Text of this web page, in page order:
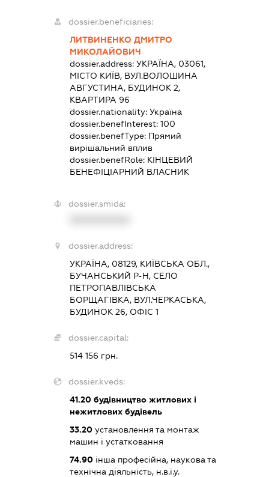
dossier.beneficiaries:
ЛИТВИНЕНКО ДМИТРО
МИКОЛАЙОВИЧ
dossier.address: УКРАЇНА, 03061,
МІСТО КИЇВ, ВУЛ.ВОЛОШИНА
АВГУСТИНА, БУДИНОК 2,
КВАРТИРА 96
dossier.nationality: Україна
dossier.benefInterest: 100
dossier.benefType: Прямий
вирішальний вплив
dossier.benefRole: КІНЦЕВИЙ
БЕНЕФІЦІАРНИЙ ВЛАСНИК
dossier.smida:
dossier.address:
УКРАЇНА, 08129, КИЇВСЬКА ОБЛ.,
БУЧАНСЬКИЙ Р-Н, СЕЛО
ПЕТРОПАВЛІВСЬКА
БОРЩАГІВКА, ВУЛ.ЧЕРКАСЬКА,
БУДИНОК 26, ОФІС 1
dossier.capital:
514 156 грн.
dossier.kveds:
41.20будівництво житлових і
нежитлових будівель
33.20установлення та монтаж
машин і устатковання
74.90інша професійна, наукова та
технічна діяльність, н.в.і.у.